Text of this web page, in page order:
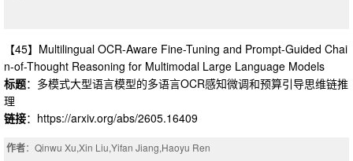
【45】Multilingual OCR-Aware Fine-Tuning and Prompt-Guided Chai
n-of-Thought Reasoning for Multimodal Large Language Models
标题：多模式大型语言模型的多语言OCR感知微调和预算引导思维链推
理
链接：https://arxiv.org/abs/2605.16409
作者：Qinwu Xu,Xin Liu,Yifan Jiang,Haoyu Ren